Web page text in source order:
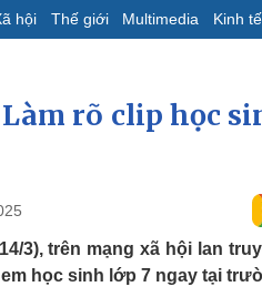
hội Thế giới Multimedia Kinh tế
Dự báo thời tiết
Quân sự - Quốc phòng
Vũ khí
Làm rõ clip học
3), trên mạng xã hội lan
học sinh lớp 7 ngay tại